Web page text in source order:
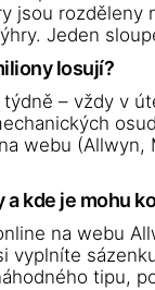
jsou rozděleny
Jeden
losují?
– vždy v
webu
a kde je mohu
na webu
vyplníte
tipu,